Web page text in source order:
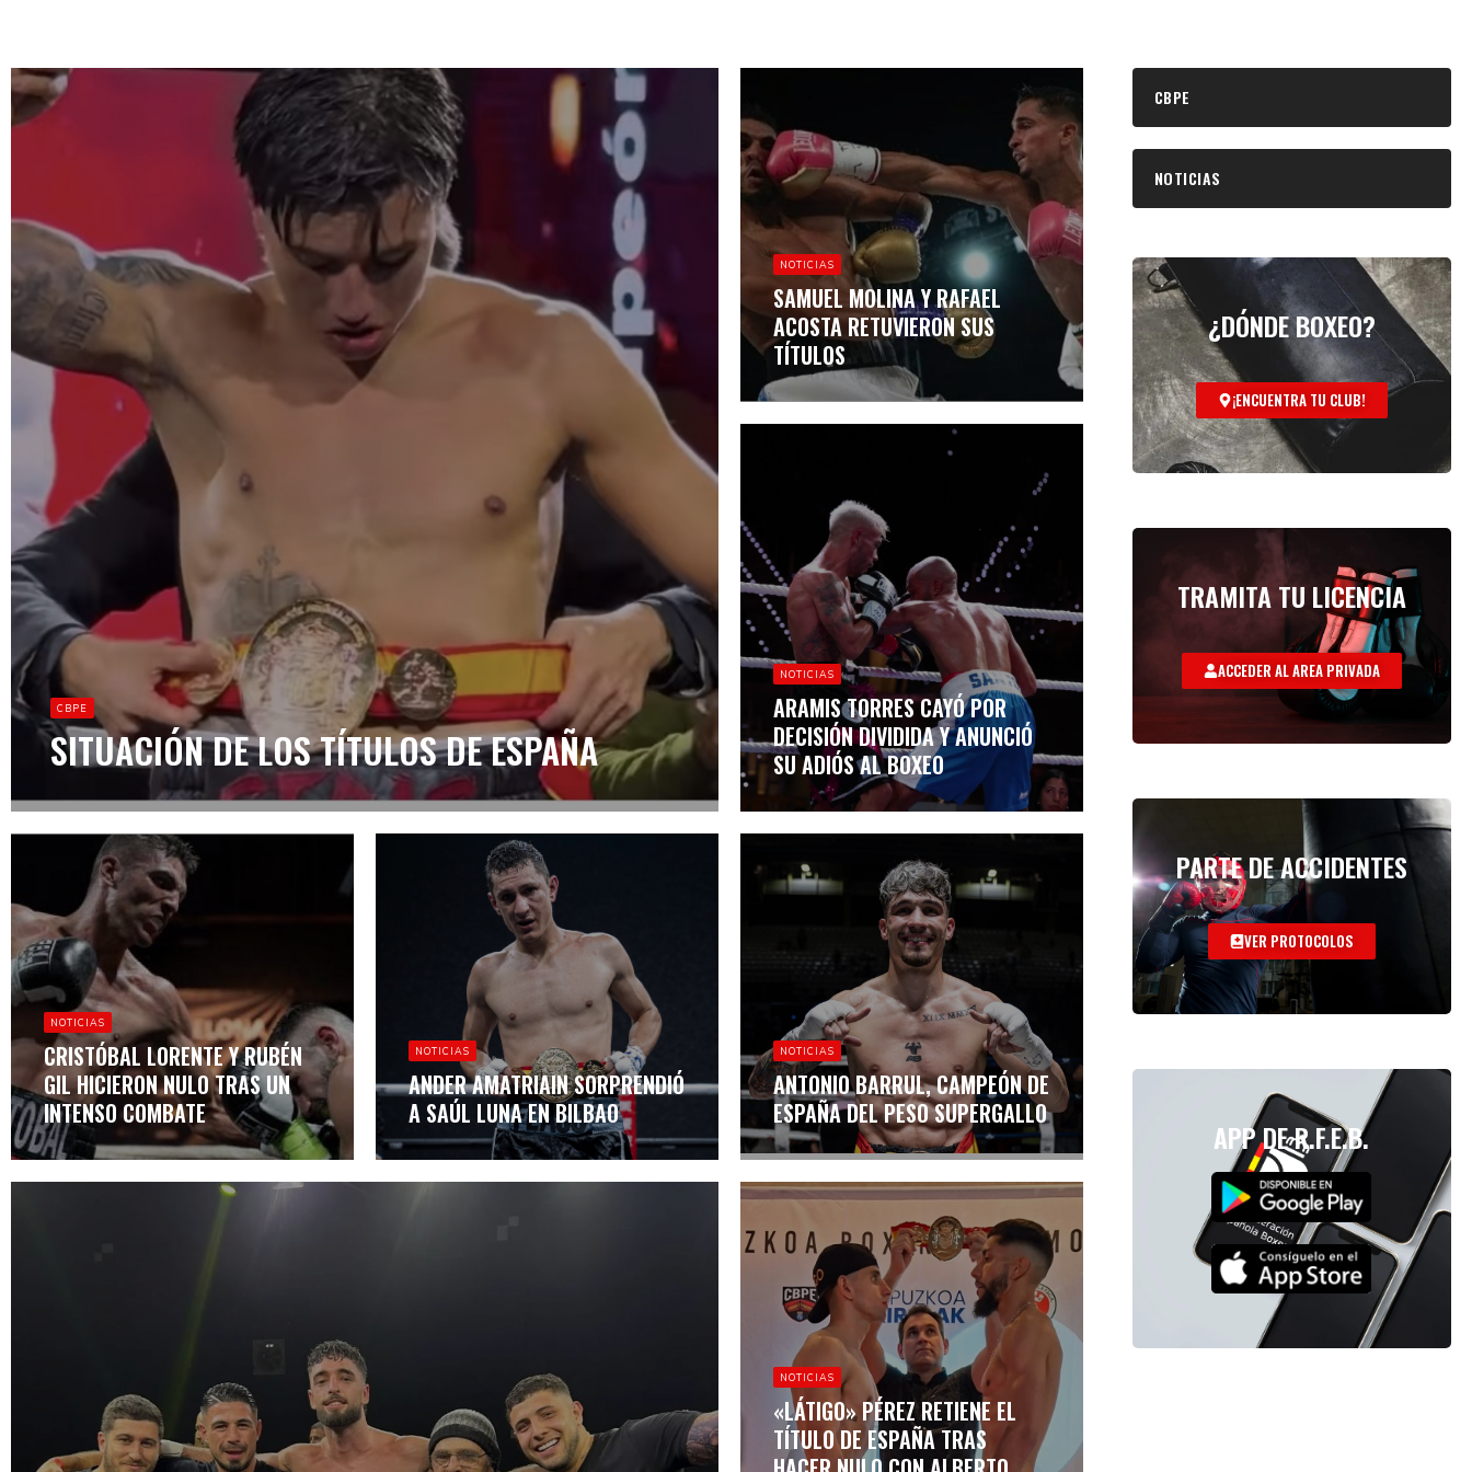
CBPE
SITUACIÓN DE LOS TÍTULOS DE ESPAÑA
NOTICIAS
SAMUEL MOLINA Y RAFAEL
ACOSTA RETUVIERON SUS
TÍTULOS
NOTICIAS
ARAMIS TORRES CAYÓ POR
DECISIÓN DIVIDIDA Y ANUNCIÓ
SU ADIÓS AL BOXEO
NOTICIAS
CRISTÓBAL LORENTE Y RUBÉN
GIL HICIERON NULO TRAS UN
INTENSO COMBATE
NOTICIAS
ANDER AMATRIAIN SORPRENDIÓ
A SAÚL LUNA EN BILBAO
NOTICIAS
ANTONIO BARRUL, CAMPEÓN DE
ESPAÑA DEL PESO SUPERGALLO
NOTICIAS
«LÁTIGO» PÉREZ RETIENE EL
TÍTULO DE ESPAÑA TRAS
CBPE
NOTICIAS
¿DÓNDE BOXEO?
¡ENCUENTRA TU CLUB!
TRAMITA TU LICENCIA
ACCEDER AL AREA PRIVADA
PARTE DE ACCIDENTES
VER PROTOCOLOS
APP DE R.F.E.B.